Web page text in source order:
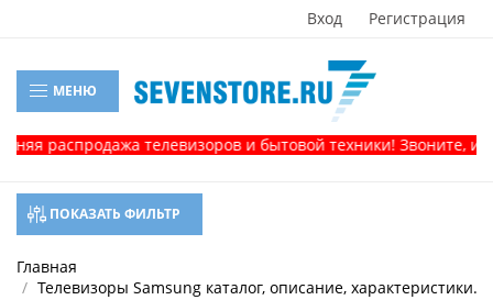
Вход Регистрация
МЕНЮ
телевизоров и бытовой техники! Звоните, и получите
ПОКАЗАТЬ ФИЛЬТР
Главная
Телевизоры Samsung каталог, описание, характеристики.